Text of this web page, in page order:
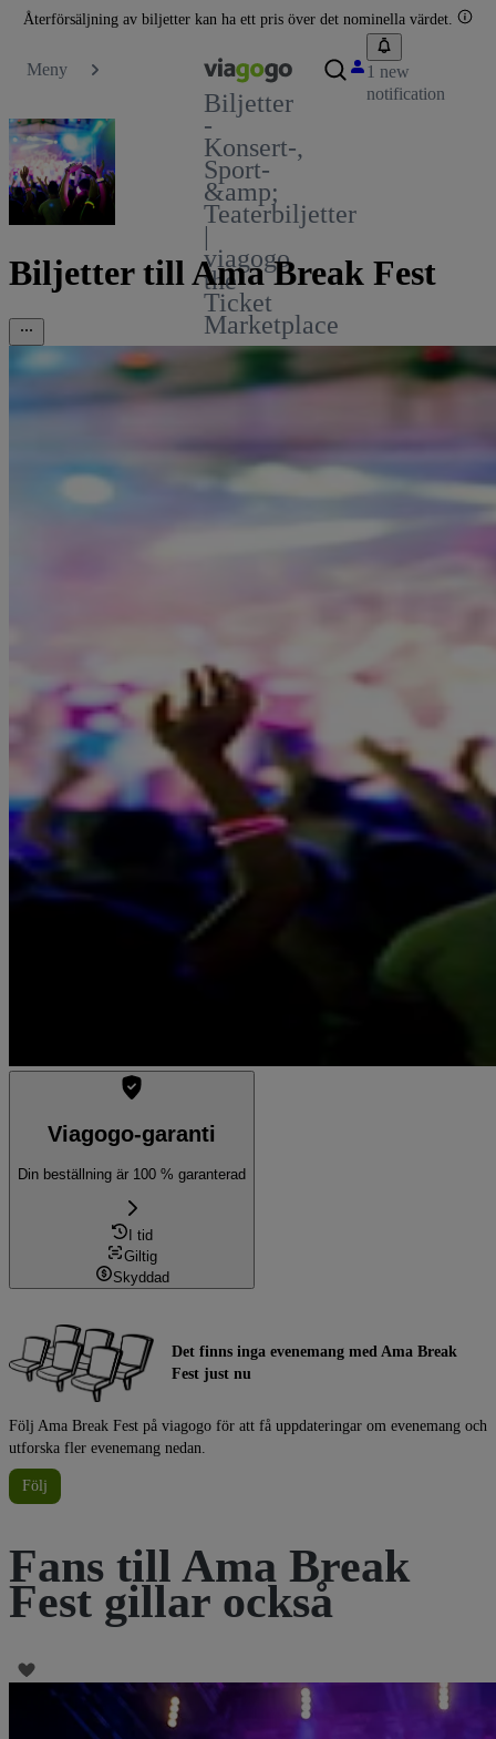
Återförsäljning av biljetter kan ha ett pris över det nominella värdet.
Meny
Biljetter
-
Konsert-,
Sport-
&amp;
Teaterbiljetter
|
viagogo
the
Ticket
Marketplace
1 new
notification
Biljetter till Ama Break Fest
Viagogo-garanti
Din beställning är 100 % garanterad
I tid
Giltig
Skyddad
Det finns inga evenemang med Ama Break
Fest just nu
Följ Ama Break Fest på viagogo för att få uppdateringar om evenemang och
utforska fler evenemang nedan.
Följ
Fans till Ama Break
Fest gillar också